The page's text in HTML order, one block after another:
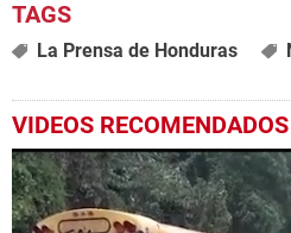
La Prensa de Honduras
VIDEOS RECOMENDADOS